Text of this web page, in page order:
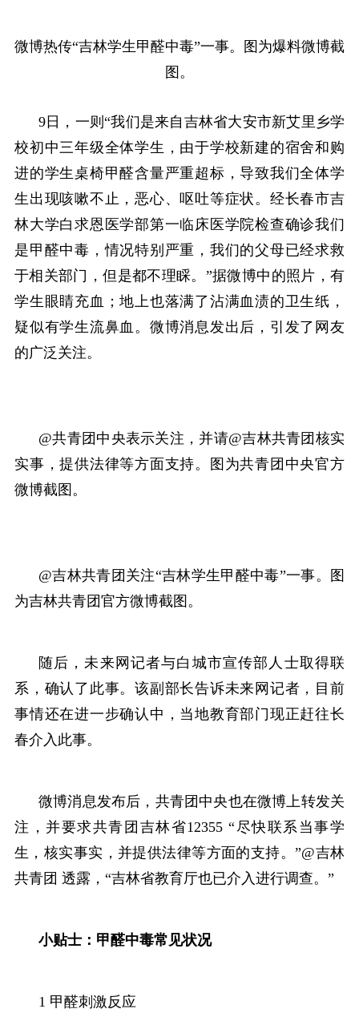
微博热传“吉林学生甲醛中毒”一事。图为爆料微博截
图。
9日，一则“我们是来自吉林省大安市新艾里乡学
校初中三年级全体学生，由于学校新建的宿舍和购
进的学生桌椅甲醛含量严重超标，导致我们全体学
生出现咳嗽不止，恶心、呕吐等症状。经长春市吉
林大学白求恩医学部第一临床医学院检查确诊我们
是甲醛中毒，情况特别严重，我们的父母已经求救
于相关部门，但是都不理睬。”据微博中的照片，有
学生眼睛充血；地上也落满了沾满血渍的卫生纸，
疑似有学生流鼻血。微博消息发出后，引发了网友
的广泛关注。
@共青团中央表示关注，并请@吉林共青团核实
实事，提供法律等方面支持。图为共青团中央官方
微博截图。
@吉林共青团关注“吉林学生甲醛中毒”一事。图
为吉林共青团官方微博截图。
随后，未来网记者与白城市宣传部人士取得联
系，确认了此事。该副部长告诉未来网记者，目前
事情还在进一步确认中，当地教育部门现正赶往长
春介入此事。
微博消息发布后，共青团中央也在微博上转发关
注，并要求共青团吉林省12355 “尽快联系当事学
生，核实事实，并提供法律等方面的支持。”@吉林
共青团 透露，“吉林省教育厅也已介入进行调查。”
小贴士：甲醛中毒常见状况
1 甲醛刺激反应